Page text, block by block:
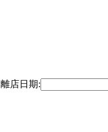
離店日期: